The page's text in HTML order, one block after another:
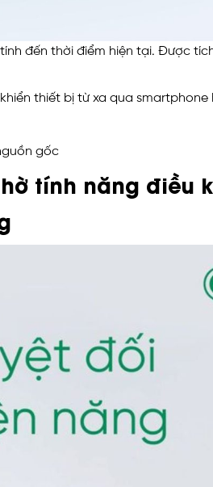
đến thời điểm hiện tại. Được
thiết bị từ xa qua smartphone
gốc
tính năng điều